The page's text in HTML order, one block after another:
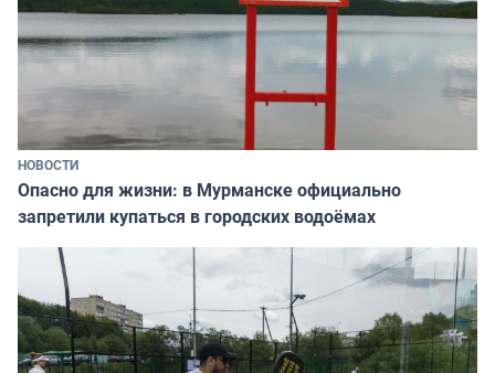
НОВОСТИ
Опасно для жизни: в Мурманске официально
запретили купаться в городских водоёмах